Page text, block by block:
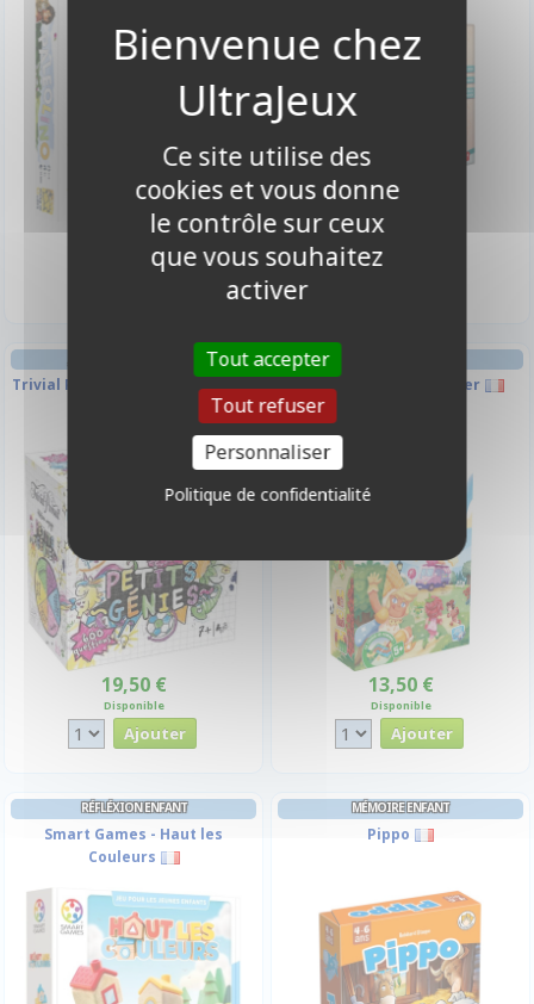
26,90 €
Disponible
17,90 €
Disponible
Trivial Pursuit - Édition voyage -
19,50 €
Disponible
A l'Heure pour le Goûter
13,50 €
Disponible
RÉFLÉXION ENFANT
Smart Games - Haut les
Couleurs
MÉMOIRE ENFANT
Pippo
Ce site utilise des
cookies et vous donne
le contrôle sur ceux
que vous souhaitez
activer
Tout accepter
Tout refuser
Personnaliser
Politique de confidentialité